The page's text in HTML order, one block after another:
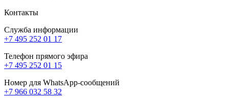
Контакты
Служба информации
+7 495 252 01 17
Телефон прямого эфира
+7 495 252 01 15
Номер для WhatsApp-сообщений
+7 966 032 58 32